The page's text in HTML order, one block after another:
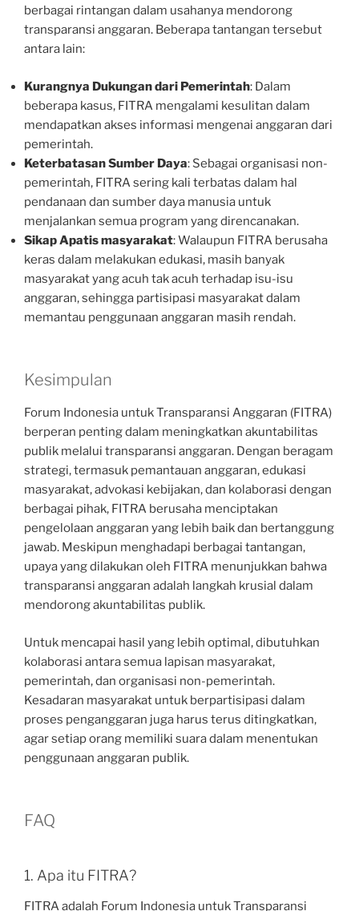
berbagai rintangan dalam usahanya mendorong
transparansi anggaran. Beberapa tantangan tersebut
antara lain:
Kurangnya Dukungan dari Pemerintah: Dalam
beberapa kasus, FITRA mengalami kesulitan dalam
mendapatkan akses informasi mengenai anggaran dari
pemerintah.
Keterbatasan Sumber Daya: Sebagai organisasi non-
pemerintah, FITRA sering kali terbatas dalam hal
pendanaan dan sumber daya manusia untuk
menjalankan semua program yang direncanakan.
Sikap Apatis masyarakat: Walaupun FITRA berusaha
keras dalam melakukan edukasi, masih banyak
masyarakat yang acuh tak acuh terhadap isu-isu
anggaran, sehingga partisipasi masyarakat dalam
memantau penggunaan anggaran masih rendah.
Kesimpulan
Forum Indonesia untuk Transparansi Anggaran (FITRA)
berperan penting dalam meningkatkan akuntabilitas
publik melalui transparansi anggaran. Dengan beragam
strategi, termasuk pemantauan anggaran, edukasi
masyarakat, advokasi kebijakan, dan kolaborasi dengan
berbagai pihak, FITRA berusaha menciptakan
pengelolaan anggaran yang lebih baik dan bertanggung
jawab. Meskipun menghadapi berbagai tantangan,
upaya yang dilakukan oleh FITRA menunjukkan bahwa
transparansi anggaran adalah langkah krusial dalam
mendorong akuntabilitas publik.
Untuk mencapai hasil yang lebih optimal, dibutuhkan
kolaborasi antara semua lapisan masyarakat,
pemerintah, dan organisasi non-pemerintah.
Kesadaran masyarakat untuk berpartisipasi dalam
proses penganggaran juga harus terus ditingkatkan,
agar setiap orang memiliki suara dalam menentukan
penggunaan anggaran publik.
FAQ
1. Apa itu FITRA?
FITRA adalah Forum Indonesia untuk Transparansi